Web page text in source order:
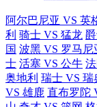
阿尔巴尼亚 VS 英
利 骑士 VS 猛龙
国 波黑 VS 罗马尼
士 活塞 VS 公牛
奥地利 瑞士 VS 瑞
VS 雄鹿 直布罗陀